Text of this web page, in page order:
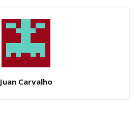
Juan Carvalho